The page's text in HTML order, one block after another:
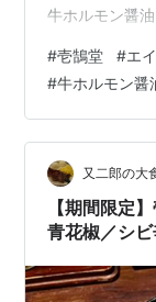
牛ホルモン醤
鵠堂＆伝丸さ
じで本日のオ
盛＋大ライス
用で¥1200の
ライドガーリ
醤…
#壱鵠堂 #エ
#牛ホルモン醤
又二郎の大
【期間限定
青花椒／シ
イ・ダイニ